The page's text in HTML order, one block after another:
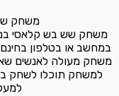
משחק
משחק שש בש קלאסי
במחשב או בטלפון
משחק מעולה לאנשים
למשחק תוכלו לשחק